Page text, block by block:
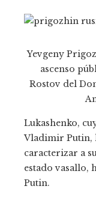
Yevgeny
ascenso
Rostov del
Lukashenko,
Vladimir Putin,
caracterizar a
estado vasallo,
Putin.